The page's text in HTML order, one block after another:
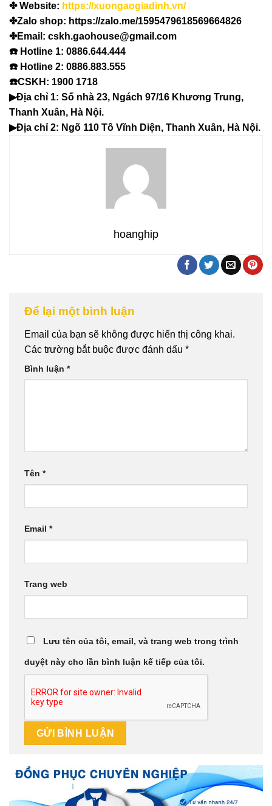
✤ Website: https://xuongaogiadinh.vn/
✤Zalo shop: https://zalo.me/1595479618569664826
✤Email: cskh.gaohouse@gmail.com
☎️ Hotline 1: 0886.644.444
☎️ Hotline 2: 0886.883.555
☎️CSKH: 1900 1718
▶Địa chỉ 1: Số nhà 23, Ngách 97/16 Khương Trung,
Thanh Xuân, Hà Nội.
▶Địa chỉ 2: Ngõ 110 Tô Vĩnh Diện, Thanh Xuân, Hà Nội.
hoanghip
Để lại một bình luận
Email của bạn sẽ không được hiển thị công khai.
Các trường bắt buộc được đánh dấu *
Bình luận *
Tên *
Email *
Trang web
Lưu tên của tôi, email, và trang web trong trình
duyệt này cho lần bình luận kế tiếp của tôi.